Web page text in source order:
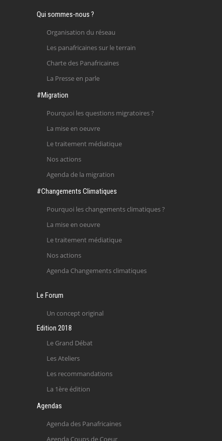
Qui sommes-nous ?
Organisation du réseau
Les panafricaines sur le terrain
Charte des Panafricaines
La Presse en parle
#Migration
Pourquoi les questions migratoires ?
La mise en oeuvre
Le traitement médiatique
Nos actions
Agenda de la migration
#Changements Climatiques
Pourquoi les changements climatiques ?
La mise en oeuvre
Le traitement médiatique
Nos actions
Agenda Changements climatiques
Le Forum
Un concept original
Edition 2018
Le Grand Débat
Les Ateliers
Les recommandations
La 1ère édition
Agendas
Agenda des Panafricaines
Agenda Coups de Coeur